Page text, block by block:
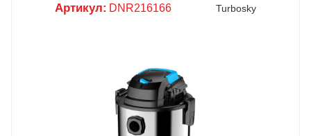
Артикул: DNR216166 Turbosky